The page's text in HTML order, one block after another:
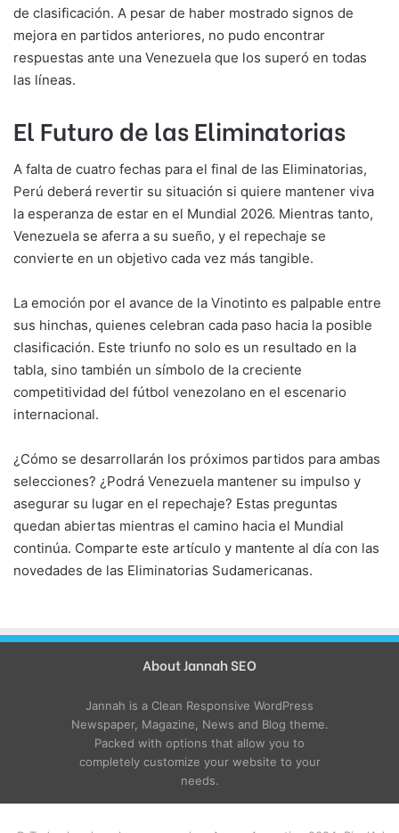
de clasificación. A pesar de haber mostrado signos de
mejora en partidos anteriores, no pudo encontrar
respuestas ante una Venezuela que los superó en todas
las líneas.
El Futuro de las Eliminatorias
A falta de cuatro fechas para el final de las Eliminatorias,
Perú deberá revertir su situación si quiere mantener viva
la esperanza de estar en el Mundial 2026. Mientras tanto,
Venezuela se aferra a su sueño, y el repechaje se
convierte en un objetivo cada vez más tangible.
La emoción por el avance de la Vinotinto es palpable entre
sus hinchas, quienes celebran cada paso hacia la posible
clasificación. Este triunfo no solo es un resultado en la
tabla, sino también un símbolo de la creciente
competitividad del fútbol venezolano en el escenario
internacional.
¿Cómo se desarrollarán los próximos partidos para ambas
selecciones? ¿Podrá Venezuela mantener su impulso y
asegurar su lugar en el repechaje? Estas preguntas
quedan abiertas mientras el camino hacia el Mundial
continúa. Comparte este artículo y mantente al día con las
novedades de las Eliminatorias Sudamericanas.
About Jannah SEO
Jannah is a Clean Responsive WordPress
Newspaper, Magazine, News and Blog theme.
Packed with options that allow you to
completely customize your website to your
needs.